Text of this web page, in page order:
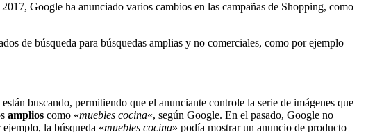
Google ha anunciado varios cambios en las campañas de Shopping, como
de búsqueda para búsquedas amplias y no comerciales, como por ejemplo
buscando, permitiendo que el anunciante controle la serie de imágenes que
amplios como «muebles cocina«, según Google. En el pasado, Google no
la búsqueda «muebles cocina» podía mostrar un anuncio de producto